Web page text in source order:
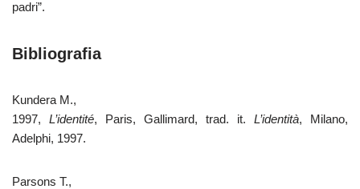
padri”.
Bibliografia
Kundera M.,
1997, L’identité, Paris, Gallimard, trad. it. L’identità, Milano,
Adelphi, 1997.
Parsons T.,